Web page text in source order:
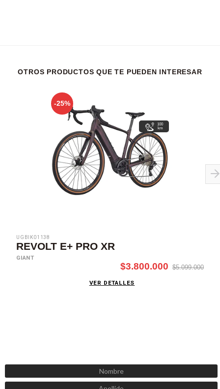
OTROS PRODUCTOS QUE TE PUEDEN INTERESAR
-25%
100
km
UGBIK01138
REVOLT E+ PRO XR
GIANT
$3.800.000 $5.099.000
VER DETALLES